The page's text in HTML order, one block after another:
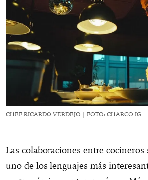
CHEF RICARDO VERDEJO | FOTO: CHARCO IG
Las colaboraciones entre
uno de los lenguajes más